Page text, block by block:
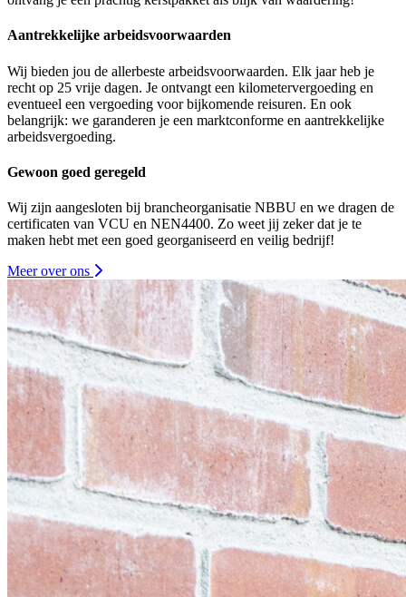
Aantrekkelijke arbeidsvoorwaarden
Wij bieden jou de allerbeste arbeidsvoorwaarden. Elk jaar heb je
recht op 25 vrije dagen. Je ontvangt een kilometervergoeding en
eventueel een vergoeding voor bijkomende reisuren. En ook
belangrijk: we garanderen je een marktconforme en aantrekkelijke
arbeidsvergoeding.
Gewoon goed geregeld
Wij zijn aangesloten bij brancheorganisatie NBBU en we dragen de
certificaten van VCU en NEN4400. Zo weet jij zeker dat je te
maken hebt met een goed georganiseerd en veilig bedrijf!
Meer over ons